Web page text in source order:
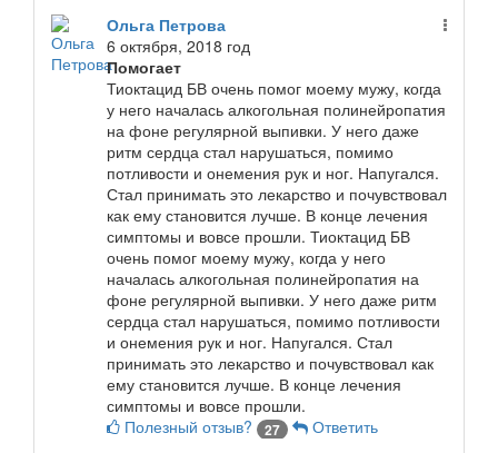
Ольга Петрова
6 октября, 2018 год
Помогает
Тиоктацид БВ очень помог моему мужу, когда
у него началась алкогольная полинейропатия
на фоне регулярной выпивки. У него даже
ритм сердца стал нарушаться, помимо
потливости и онемения рук и ног. Напугался.
Стал принимать это лекарство и почувствовал
как ему становится лучше. В конце лечения
симптомы и вовсе прошли. Тиоктацид БВ
очень помог моему мужу, когда у него
началась алкогольная полинейропатия на
фоне регулярной выпивки. У него даже ритм
сердца стал нарушаться, помимо потливости
и онемения рук и ног. Напугался. Стал
принимать это лекарство и почувствовал как
ему становится лучше. В конце лечения
симптомы и вовсе прошли.
Полезный отзыв?
27
Ответить